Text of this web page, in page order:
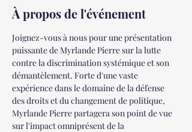
À propos de l'événement
Joignez-vous à nous pour une présentation
puissante de Myrlande Pierre sur la lutte
contre la discrimination systémique et son
démantèlement. Forte d'une vaste
expérience dans le domaine de la défense
des droits et du changement de politique,
Myrlande Pierre partagera son point de vue
sur l'impact omniprésent de la